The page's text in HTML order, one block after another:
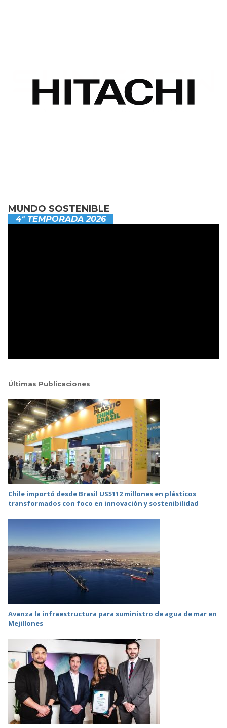
MUNDO SOSTENIBLE
4ª TEMPORADA 2026
Últimas Publicaciones
Chile importó desde Brasil US$112 millones en plásticos
transformados con foco en innovación y sostenibilidad
Avanza la infraestructura para suministro de agua de mar en
Mejillones